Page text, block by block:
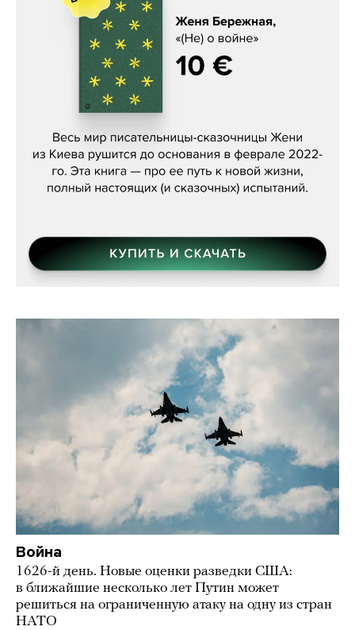
Женя Бережная, «(Не) о войне»
Война
1626-й день. Новые оценки разведки США:
в ближайшие несколько лет Путин может
решиться на ограниченную атаку на одну из стран
НАТО